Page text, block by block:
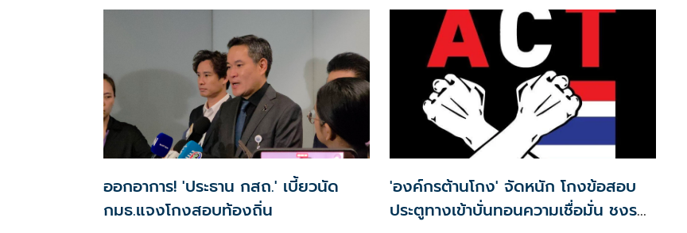
เรื่องใหญ่ของโครงสร้างภาครัฐไทย ที่เปิดเผยความเน่าเฟะ
ข้าราชการท้องถิ่นทั่วประเทศ เรียก 1.5หมื่นคน แต่โกงไป
ทั้งนี้เป็นสิ่งที่ต้องตั้งคำถามคือ นำเงินที่ไหนมาจ่าย ยืม
คนในครอบครัว หากคนในครอบครัวรู้ว่านำไปซื้อตำแหน่ง
เท่ากับว่าสนับสนุนการโกงให้เกิดขึ้น
OECD ระบุว่า
ออกอาการ! 'ประธาน กสถ.' เบี้ยวนัด
กมธ.แจงโกงสอบท้องถิ่น
'องค์กรต้านโกง' จัดหนัก โกงข้อสอบ
ประตูทางเข้าบั่นทอนความเชื่อมั่น ชงรบ.